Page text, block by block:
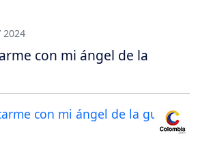
2024
con mi ángel de la